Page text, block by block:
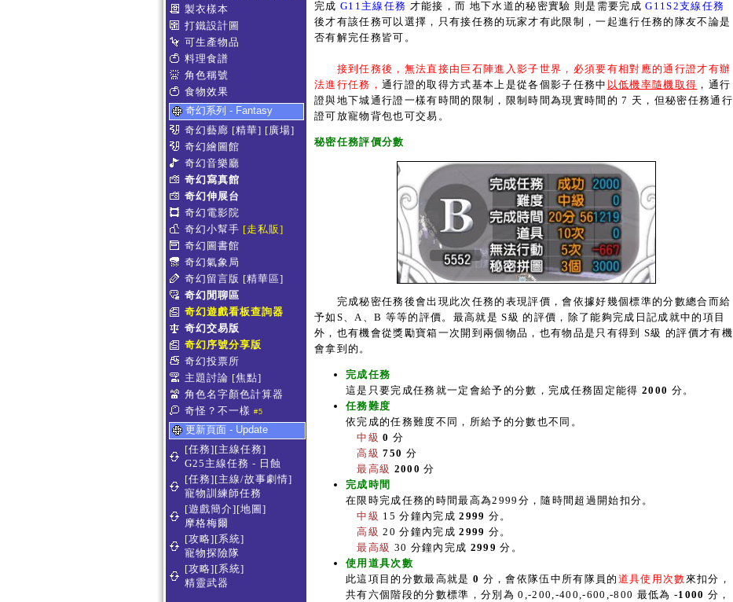
製衣樣本
打鐵設計圖
可生產物品
料理食譜
角色稱號
食物效果
奇幻系列 - Fantasy
奇幻藝廊 [精華] [廣場]
奇幻繪圖館
奇幻音樂廳
奇幻寫真館
奇幻伸展台
奇幻電影院
奇幻小幫手 [走私販]
奇幻圖書館
奇幻氣象局
奇幻留言版 [精華區]
奇幻閒聊區
奇幻遊戲看板查詢器
奇幻交易版
奇幻序號分享版
奇幻投票所
主題討論 [焦點]
角色名字顏色計算器
奇怪？不一樣 #5
更新頁面 - Update
[任務][主線任務]
G25主線任務 - 日蝕
[任務][主線/故事劇情]
寵物訓練師任務
[遊戲簡介][地圖]
摩格梅爾
[攻略][系統]
寵物探險隊
[攻略][系統]
精靈武器
完成 G11主線任務 才能接，而 地下水道的秘密實驗 則是需要完成G11S2支線任務
後才有該任務可以選擇，只有接任務的玩家才有此限制，一起進行任務的隊友不論是
否有解完任務皆可。
接到任務後，無法直接由巨石陣進入影子世界，必須要有相對應的通行證才有辦
法進行任務， 通行證的取得方式基本上是從各個影子任務中 以低機率隨機取得 ，通行
證與地下城通行證一樣有時間的限制，限制時間為現實時間的 7 天，但秘密任務通行
證可放寵物背包也可交易。
秘密任務評價分數
完成秘密任務後會出現此次任務的表現評價，會依據好幾個標準的分數總合而給
予如S、A、B 等等的評價。最高就是 S級 的評價，除了能夠完成日記成就中的項目
外，也有機會從獎勵寶箱一次開到兩個物品，也有物品是只有得到 S級 的評價才有機
會拿到的。
完成任務
這是只要完成任務就一定會給予的分數，完成任務固定能得 2000 分。
任務難度
依完成的任務難度不同，所給予的分數也不同。
中級 0 分
高級 750 分
最高級 2000分
完成時間
在限時完成任務的時間最高為2999分，隨時間超過開始扣分。
中級 15 分鐘內完成2999分。
高級 20 分鐘內完成2999分。
最高級 30 分鐘內完成 2999分。
使用道具次數
此這項目的分數最高就是 0 分，會依隊伍中所有隊員的 道具使用次數來扣分，
共有六個階段的分數標準，分別為 0,-200,-400,-600,-800 最低為 -1000 分，